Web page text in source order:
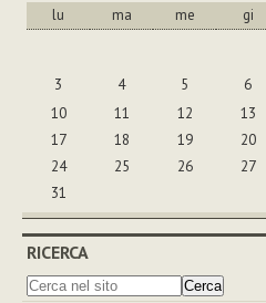
lu ma me gi
3
4 5 6
10
11 12 13
17
18 19 20
24
25 26 27
31
RICERCA